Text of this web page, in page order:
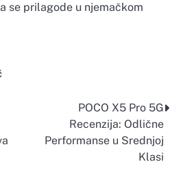
se prilagode u njemačkom
POCO X5 Pro 5G
Recenzija: Odlične
Performanse u Srednjoj
Klasi